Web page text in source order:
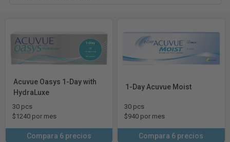
Acuvue Oasys 1-Day with
HydraLuxe
30 pcs
$1240 por mes
Compara 6 precios
1-Day Acuvue Moist
30 pcs
$940 por mes
Compara 6 precios